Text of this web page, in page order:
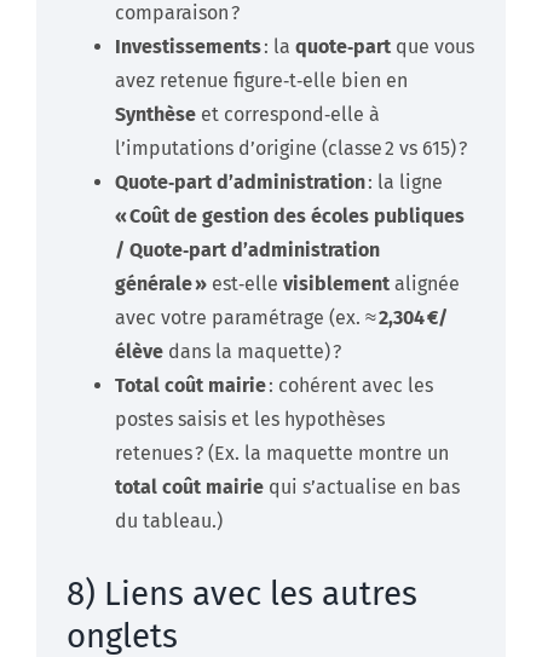
comparaison ?
Investissements: la quote‑part que vous
avez retenue figure‑t‑elle bien en
Synthèse et correspond‑elle à
l’imputations d’origine (classe 2 vs 615) ?
Quote‑part d’administration: la ligne
« Coût de gestion des écoles publiques
/ Quote‑part d’administration
générale » est‑elle visiblement alignée
avec votre paramétrage (ex. ≈2,304 €/
élève dans la maquette) ?
Total coût mairie: cohérent avec les
postes saisis et les hypothèses
retenues ? (Ex. la maquette montre un
total coût mairie qui s’actualise en bas
du tableau.)
8) Liens avec les autres
onglets